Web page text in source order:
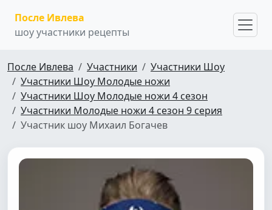
После Ивлева
шоу участники рецепты
После Ивлева Участники
Участники Шоу
Участники Шоу Молодые ножи
Участники Шоу Молодые ножи 4 сезон
Участники Молодые ножи 4 сезон 9 серия
Участник шоу Михаил Богачев